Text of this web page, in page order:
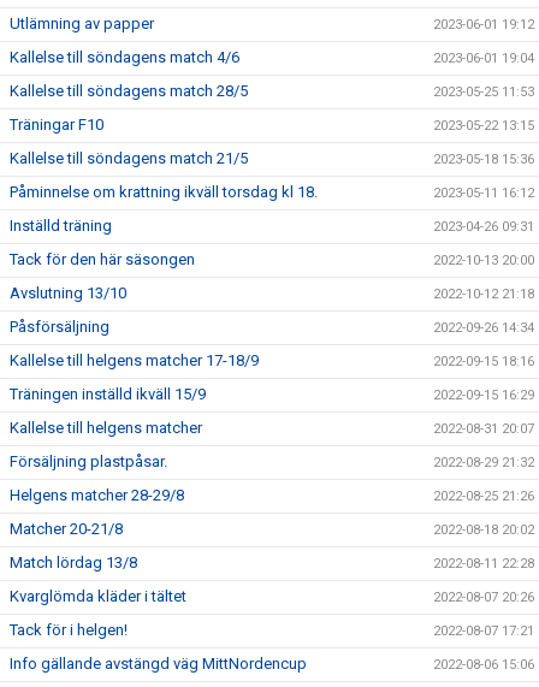
Utlämning av papper 2023-06-01 19:12
Kallelse till söndagens match 4/6 2023-06-01 19:04
Kallelse till söndagens match 28/5 2023-05-25 11:53
Träningar F10 2023-05-22 13:15
Kallelse till söndagens match 21/5 2023-05-18 15:36
Påminnelse om krattning ikväll torsdag kl 18. 2023-05-11 16:12
Inställd träning 2023-04-26 09:31
Tack för den här säsongen 2022-10-13 20:00
Avslutning 13/10 2022-10-12 21:18
Påsförsäljning 2022-09-26 14:34
Kallelse till helgens matcher 17-18/9 2022-09-15 18:16
Träningen inställd ikväll 15/9 2022-09-15 16:29
Kallelse till helgens matcher 2022-08-31 20:07
Försäljning plastpåsar. 2022-08-29 21:32
Helgens matcher 28-29/8 2022-08-25 21:26
Matcher 20-21/8 2022-08-18 20:02
Match lördag 13/8 2022-08-11 22:28
Kvarglömda kläder i tältet 2022-08-07 20:26
Tack för i helgen! 2022-08-07 17:21
Info gällande avstängd väg MittNordencup 2022-08-06 15:06